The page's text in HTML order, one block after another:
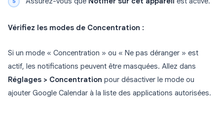
Vérifiez les modes de Concentration :
Si un mode « Concentration » ou « Ne pas déranger » est
actif, les notifications peuvent être masquées. Allez dans
Réglages > Concentration pour désactiver le mode ou
ajouter Google Calendar à la liste des applications autorisées.